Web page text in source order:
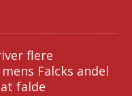
flere
Falcks andel
falde